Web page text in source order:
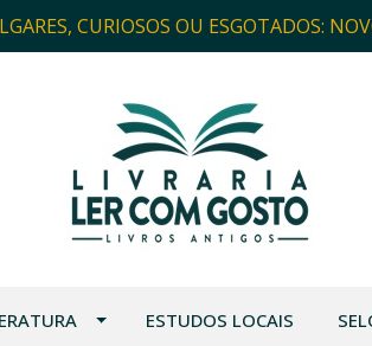
CURIOSOS OU ESGOTADOS:
ESTUDOS LOCAIS